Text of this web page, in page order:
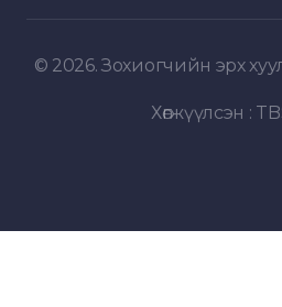
© 2026. Зохиогчийн эрх
Хөгжүүлсэн :